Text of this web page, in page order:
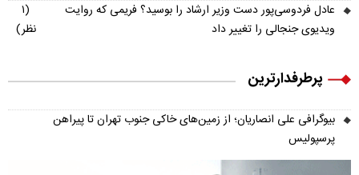
عادل فردوسی‌پور دست وزیر ارشاد را بوسید؟ فریمی که روایت
ویدیوی جنجالی را تغییر داد
(۱
نظر)
پرطرفدارترین
بیوگرافی علی انصاریان؛ از زمین‌های خاکی جنوب تهران تا پیراهن
پرسپولیس